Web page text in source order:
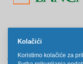
Kolačići
Koristimo kolačiće za
Sve cene na ovom
cenu. Kiddy Joy